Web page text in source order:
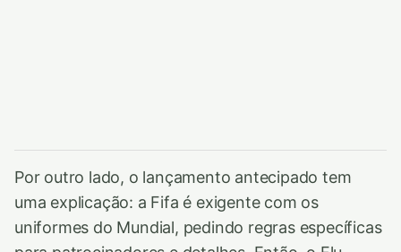
Por outro lado, o lançamento antecipado tem
uma explicação: a Fifa é exigente com os
uniformes do Mundial, pedindo regras específicas